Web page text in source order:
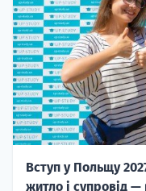
Вступ у Польщу
житло і супровід